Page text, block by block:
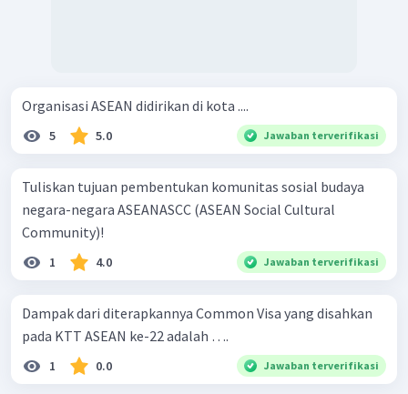
Organisasi ASEAN didirikan di kota ....
5 5.0 Jawaban terverifikasi
Tuliskan tujuan pembentukan komunitas sosial budaya
negara-negara ASEANASCC (ASEAN Social Cultural
Community)!
1 4.0 Jawaban terverifikasi
Dampak dari diterapkannya Common Visa yang disahkan
pada KTT ASEAN ke-22 adalah ….
1 0.0 Jawaban terverifikasi